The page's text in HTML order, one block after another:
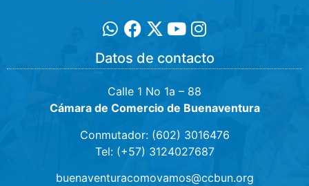
Datos de contacto
Calle 1 No 1a – 88
Cámara de Comercio de Buenaventura
Conmutador: (602) 3016476
Tel: (+57) 3124027687
buenaventuracomovamos@ccbun.org